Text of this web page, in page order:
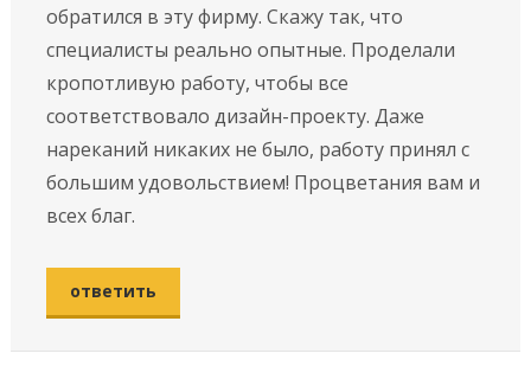
обратился в эту фирму. Скажу так, что
специалисты реально опытные. Проделали
кропотливую работу, чтобы все
соответствовало дизайн-проекту. Даже
нареканий никаких не было, работу принял с
большим удовольствием! Процветания вам и
всех благ.
ответить